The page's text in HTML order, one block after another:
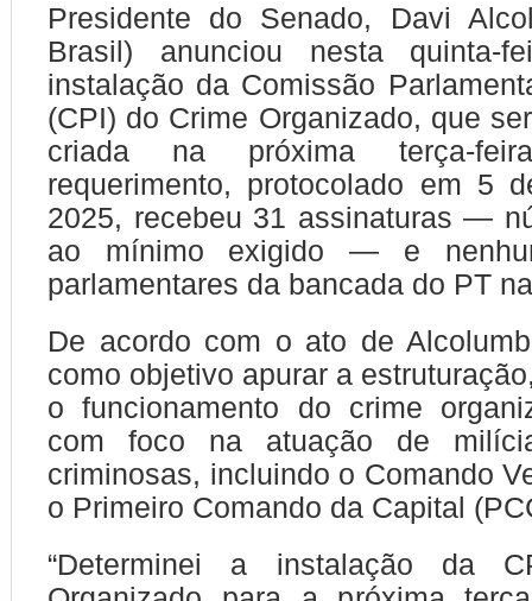
Presidente do Senado, Davi
Brasil) anunciou nesta quinta-
instalação da Comissão
(CPI) do Crime Organizado, que
criada na próxima terça-
requerimento, protocolado em 5
2025, recebeu 31 assinaturas —
ao mínimo exigido — e
parlamentares da bancada do PT
De acordo com o ato de
como objetivo apurar a
o funcionamento do crime
com foco na atuação de
criminosas, incluindo o Comando
o Primeiro Comando da Capital
“Determinei a instalação da